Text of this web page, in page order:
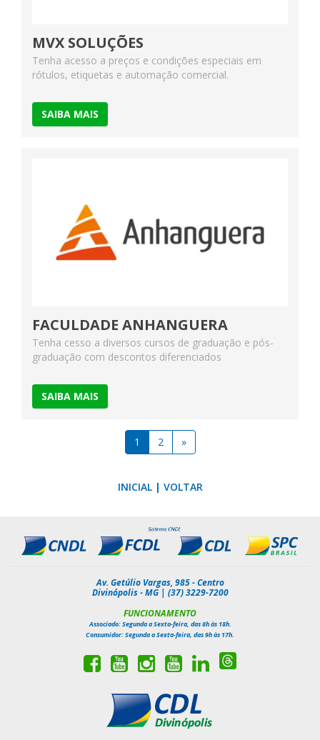
MVX SOLUÇÕES
Tenha acesso a preços e condições especiais em
rótulos, etiquetas e automação comercial.
SAIBA MAIS
FACULDADE ANHANGUERA
Tenha cesso a diversos cursos de graduação e pós-
graduação com descontos diferenciados
SAIBA MAIS
1 2 »
INICIAL| VOLTAR
Av. Getúlio Vargas, 985 - Centro
Divinópolis - MG | (37) 3229-7200
FUNCIONAMENTO
Associado: Segunda a Sexta-feira, das 8h às 18h.
Consumidor: Segunda a Sexta-feira, das 9h às 17h.
Curta
nossa
Facebook
Inscreva-
se
nosso
canal
Siga-
nos
Instagram
Inscreva-
se
nosso
canal
Siga-
nos
Siga-
nos